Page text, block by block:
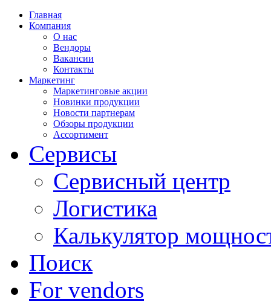
Главная
Компания
О нас
Вендоры
Вакансии
Контакты
Маркетинг
Маркетинговые акции
Новинки продукции
Новости партнерам
Обзоры продукции
Ассортимент
Сервисы
Сервисный центр
Логистика
Калькулятор
Поиск
For vendors